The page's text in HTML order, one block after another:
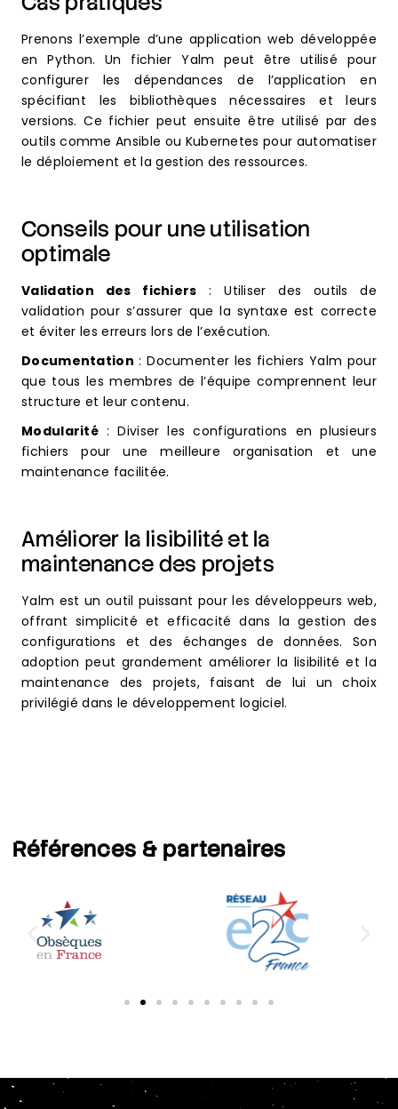
Prenons l’exemple d’une application web développée
en Python. Un fichier Yalm peut être utilisé pour
configurer les dépendances de l’application en
spécifiant les bibliothèques nécessaires et leurs
versions. Ce fichier peut ensuite être utilisé par des
outils comme Ansible ou Kubernetes pour automatiser
le déploiement et la gestion des ressources.
Conseils pour une utilisation
optimale
Validation des fichiers : Utiliser des outils de
validation pour s’assurer que la syntaxe est correcte
et éviter les erreurs lors de l’exécution.
Documentation : Documenter les fichiers Yalm pour
que tous les membres de l’équipe comprennent leur
structure et leur contenu.
Modularité : Diviser les configurations en plusieurs
fichiers pour une meilleure organisation et une
maintenance facilitée.
Améliorer la lisibilité et la
maintenance des projets
Yalm est un outil puissant pour les développeurs web,
offrant simplicité et efficacité dans la gestion des
configurations et des échanges de données. Son
adoption peut grandement améliorer la lisibilité et la
maintenance des projets, faisant de lui un choix
privilégié dans le développement logiciel.
Références& partenaires